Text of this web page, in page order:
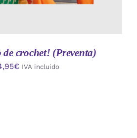
de crochet! (Preventa)
€ IVA incluido